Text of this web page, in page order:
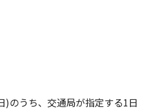
のうち、交通局が指定する1日